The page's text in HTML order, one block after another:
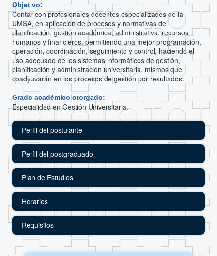
Objetivo:
Contar con profesionales docentes especializados de la
UMSA, en aplicación de procesos y normativas de
planificación, gestión académica, administrativa, recursos
humanos y financieros, permitiendo una mejor programación,
operación, coordinación, seguimiento y control, haciendo el
uso adecuado de los sistemas informáticos de gestión,
planificación y administración universitaria, mismos que
coadyuvarán en los procesos de gestión por resultados.
Grado académico otorgado:
Especialidad en Gestión Universitaria.
Perfil del postulante
Perfil del postgraduado
Plan de Estudios
Horarios
Requisitos